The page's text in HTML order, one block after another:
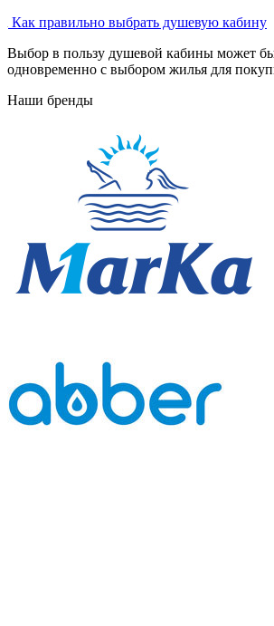
Как правильно выбрать душевую кабину
Выбор в пользу душевой кабины может
одновременно с выбором жилья для
Наши бренды